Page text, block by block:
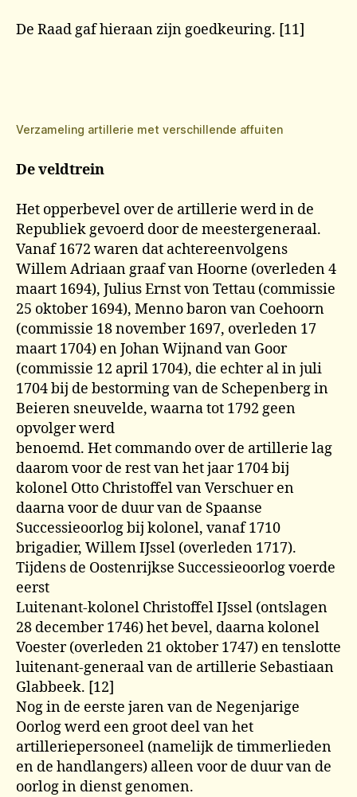
De Raad gaf hieraan zijn goedkeuring. [11]
Verzameling artillerie met verschillende affuiten
De veldtrein
Het opperbevel over de artillerie werd in de
Republiek gevoerd door de meestergeneraal.
Vanaf 1672 waren dat achtereenvolgens
Willem Adriaan graaf van Hoorne (overleden 4
maart 1694), Julius Ernst von Tettau (commissie
25 oktober 1694), Menno baron van Coehoorn
(commissie 18 november 1697, overleden 17
maart 1704) en Johan Wijnand van Goor
(commissie 12 april 1704), die echter al in juli
1704 bij de bestorming van de Schepenberg in
Beieren sneuvelde, waarna tot 1792 geen
opvolger werd
benoemd. Het commando over de artillerie lag
daarom voor de rest van het jaar 1704 bij
kolonel Otto Christoffel van Verschuer en
daarna voor de duur van de Spaanse
Successieoorlog bij kolonel, vanaf 1710
brigadier, Willem IJssel (overleden 1717).
Tijdens de Oostenrijkse Successieoorlog voerde
eerst
Luitenant-kolonel Christoffel IJssel (ontslagen
28 december 1746) het bevel, daarna kolonel
Voester (overleden 21 oktober 1747) en tenslotte
luitenant-generaal van de artillerie Sebastiaan
Glabbeek. [12]
Nog in de eerste jaren van de Negenjarige
Oorlog werd een groot deel van het
artilleriepersoneel (namelijk de timmerlieden
en de handlangers) alleen voor de duur van de
oorlog in dienst genomen.